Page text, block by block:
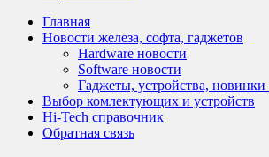
Главная
Новости железа, софта, гаджетов
Hardware новости
Software новости
Гаджеты, устройства,
Выбор комлектующих и устройств
Hi-Tech справочник
Обратная связь